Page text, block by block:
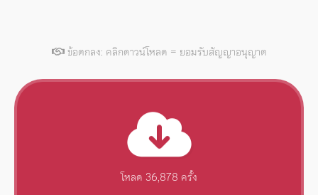
ข้อตกลง: คลิกดาวน์โหลด = ยอมรับสัญญาอนุญาต
โหลด 36,878 ครั้ง